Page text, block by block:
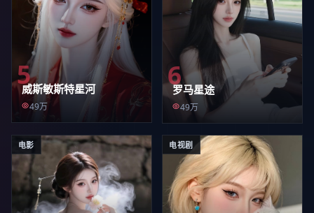
5
威斯敏斯特星河
49万
6
罗马星途
49万
电影 电视剧